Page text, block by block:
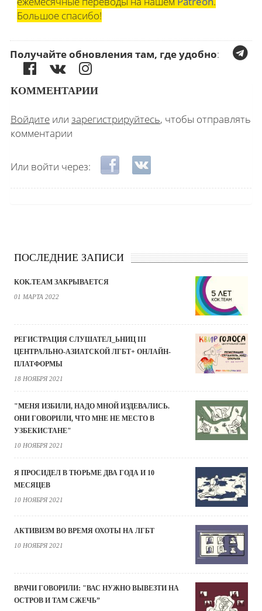
Большое спасибо!
Получайте обновления там, где удобно:
КОММЕНТАРИИ
Войдите или зарегистрируйтесь, чтобы отправлять
комментарии
Или войти через: Login with Facebook
Login with ВКонтакте
ПОСЛЕДНИЕ ЗАПИСИ
KOK.TEAM ЗАКРЫВАЕТСЯ
01 МАРТА 2022
РЕГИСТРАЦИЯ СЛУШАТЕЛ_ЬНИЦ III
ЦЕНТРАЛЬНО-АЗИАТСКОЙ ЛГБТ+ ОНЛАЙН-
ПЛАТФОРМЫ
18 НОЯБРЯ 2021
"МЕНЯ ИЗБИЛИ, НАДО МНОЙ ИЗДЕВАЛИСЬ.
ОНИ ГОВОРИЛИ, ЧТО МНЕ НЕ МЕСТО В
УЗБЕКИСТАНЕ"
10 НОЯБРЯ 2021
Я ПРОСИДЕЛ В ТЮРЬМЕ ДВА ГОДА И 10
МЕСЯЦЕВ
10 НОЯБРЯ 2021
АКТИВИЗМ ВО ВРЕМЯ ОХОТЫ НА ЛГБТ
10 НОЯБРЯ 2021
ВРАЧИ ГОВОРИЛИ: "ВАС НУЖНО ВЫВЕЗТИ НА
ОСТРОВ И ТАМ СЖЕЧЬ”